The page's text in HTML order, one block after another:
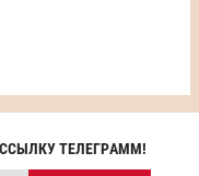
ТЕЛЕГРАММ!